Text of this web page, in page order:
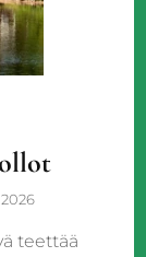
teettää